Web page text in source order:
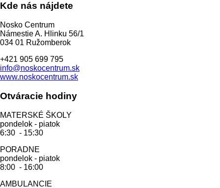
Kde nás nájdete
Nosko Centrum
Námestie A. Hlinku 56/1
034 01 Ružomberok
+421 905 699 795
info@noskocentrum.sk
www.noskocentrum.sk
Otváracie hodiny
MATERSKÉ ŠKOLY
pondelok - piatok
6:30 - 15:30
PORADNE
pondelok - piatok
8:00 - 16:00
AMBULANCIE